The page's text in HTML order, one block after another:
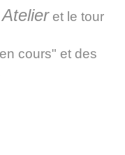
Atelieret le tour
cours" et des